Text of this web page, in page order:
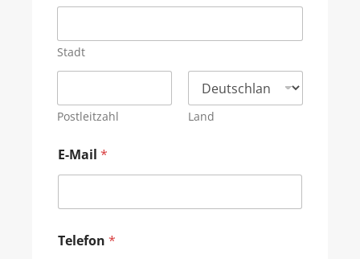
Stadt
Postleitzahl Land
E-Mail *
Telefon *